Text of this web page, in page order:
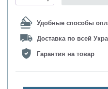
Удобные способы
Доставка по всей
Гарантия на товар